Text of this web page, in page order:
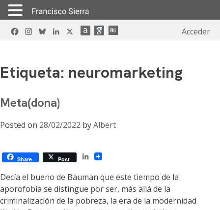
Skip
to
FacebookInstagram
BlueskyLinkedIn Acceder
Etiqueta: neuromarketing
Meta(dona)
Posted on 28/02/2022 byAlbert
Share Post
LinkedIn
Decía el bueno de Bauman que este tiempo de la
aporofobia se distingue por ser, más allá de la
criminalización de la pobreza, la era de la modernidad